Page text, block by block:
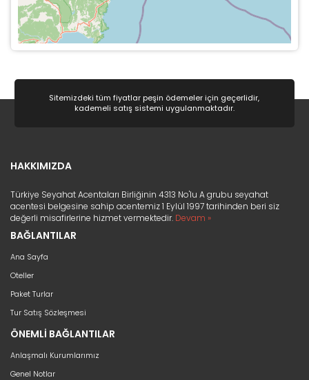
Sitemizdeki tüm fiyatlar peşin ödemeler için geçerlidir,
kademeli satış sistemi uygulanmaktadır.
HAKKIMIZDA
Türkiye Seyahat Acentaları Birliğinin 4313 No'lu A grubu seyahat
acentesi belgesine sahip acentemiz 1 Eylül 1997 tarihinden beri siz
değerli misafirlerine hizmet vermektedir. Devam »
BAĞLANTILAR
Ana Sayfa
Oteller
Paket Turlar
Tur Satış Sözleşmesi
ÖNEMLİ BAĞLANTILAR
Anlaşmalı Kurumlarımız
Genel Notlar